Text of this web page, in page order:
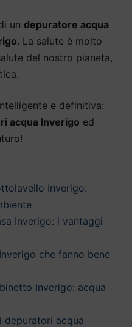
un depuratore acqua
. La salute è molto
del nostro pianeta,
e definitiva:
acqua Inverigo ed
Inverigo:
Inverigo: i vantaggi
che fanno bene
Inverigo: acqua
depuratori acqua